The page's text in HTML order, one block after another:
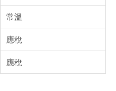
常溫
應稅
應稅